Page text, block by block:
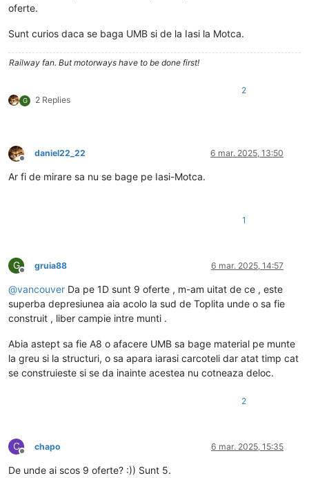
oferte.
Sunt curios daca se baga UMB si de la Iasi la Motca.
Railway fan. But motorways have to be done first!
G 2 Replies
2
Deconectat
daniel22_22 6 mar. 2025, 13:50
Ar fi de mirare sa nu se bage pe Iasi-Motca.
1
G
Deconectat
gruia88 6 mar. 2025, 14:57
@vancouver Da pe 1D sunt 9 oferte , m-am uitat de ce , este
superba depresiunea aia acolo la sud de Toplita unde o sa fie
construit , liber campie intre munti .
Abia astept sa fie A8 o afacere UMB sa bage material pe munte
la greu si la structuri, o sa apara iarasi carcoteli dar atat timp cat
se construieste si se da inainte acestea nu cotneaza deloc.
2
C
Deconectat
chapo 6 mar. 2025, 15:35
De unde ai scos 9 oferte? :)) Sunt 5.